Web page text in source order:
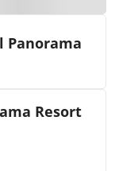
Panorama
Resort